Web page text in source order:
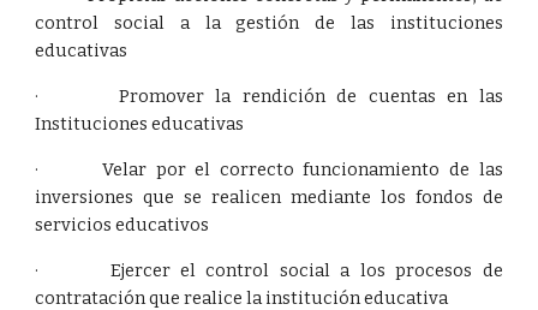
control social a la gestión de las instituciones
educativas
· Promover la rendición de cuentas en las
Instituciones educativas
· Velar por el correcto funcionamiento de las
inversiones que se realicen mediante los fondos de
servicios educativos
· Ejercer el control social a los procesos de
contratación que realice la institución educativa